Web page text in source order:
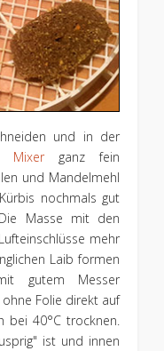
und in der
Mixerganz fein
und Mandelmehl
nochmals gut
Masse mit den
mehr
Laib formen
gutem Messer
Folie direkt auf
40°C trocknen.
ist und innen